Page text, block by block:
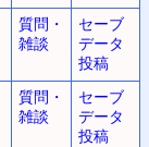
質問・
雑談
セーブ
データ
投稿
質問・
雑談
セーブ
データ
投稿